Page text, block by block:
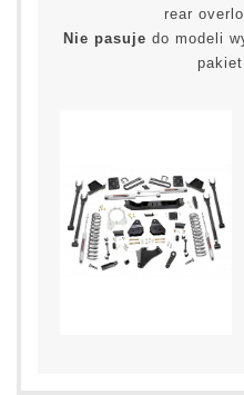
rear
Nie pasuje do modeli